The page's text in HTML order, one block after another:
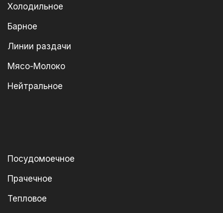
Холодильное
Барное
Линии раздачи
Мясо-Молоко
Нейтральное
Посудомоечное
Прачечное
Тепловое